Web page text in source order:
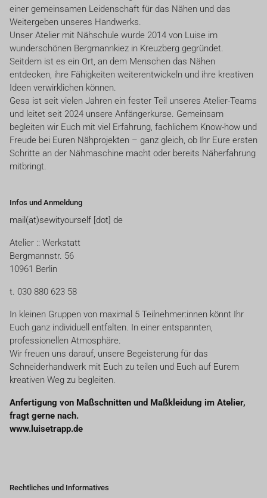
einer gemeinsamen Leidenschaft für das Nähen und das
Weitergeben unseres Handwerks.
Unser Atelier mit Nähschule wurde 2014 von Luise im
wunderschönen Bergmannkiez in Kreuzberg gegründet.
Seitdem ist es ein Ort, an dem Menschen das Nähen
entdecken, ihre Fähigkeiten weiterentwickeln und ihre kreativen
Ideen verwirklichen können.
Gesa ist seit vielen Jahren ein fester Teil unseres Atelier-Teams
und leitet seit 2024 unsere Anfängerkurse. Gemeinsam
begleiten wir Euch mit viel Erfahrung, fachlichem Know-how und
Freude bei Euren Nähprojekten – ganz gleich, ob Ihr Eure ersten
Schritte an der Nähmaschine macht oder bereits Näherfahrung
mitbringt.
Infos und Anmeldung
mail(at)sewityourself [dot] de
Atelier :: Werkstatt
Bergmannstr. 56
10961 Berlin
t. 030 880 623 58
In kleinen Gruppen von maximal 5 Teilnehmer:innen könnt Ihr
Euch ganz individuell entfalten. In einer entspannten,
professionellen Atmosphäre.
Wir freuen uns darauf, unsere Begeisterung für das
Schneiderhandwerk mit Euch zu teilen und Euch auf Eurem
kreativen Weg zu begleiten.
Anfertigung von Maßschnitten und Maßkleidung im Atelier,
fragt gerne nach.
www.luisetrapp.de
Rechtliches und Informatives